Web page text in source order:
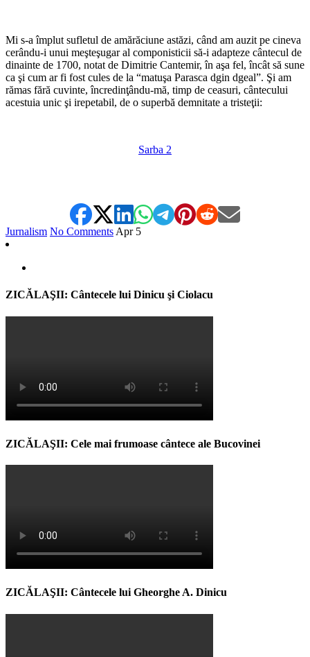
Mi s-a împlut sufletul de amărăciune astăzi, când am auzit pe cineva
cerându-i unui meşteşugar al componisticii să-i adapteze cântecul de
dinainte de 1700, notat de Dimitrie Cantemir, în aşa fel, încât să sune
ca şi cum ar fi fost cules de la “matuşa Parasca dgin dgeal”. Şi am
rămas fără cuvinte, încredinţându-mă, timp de ceasuri, cântecului
acestuia unic şi irepetabil, de o superbă demnitate a tristeţii:
Sarba 2
Jurnalism No Comments Apr 5
ZICĂLAŞII: Cântecele lui Dinicu şi Ciolacu
ZICĂLAŞII: Cele mai frumoase cântece ale Bucovinei
ZICĂLAŞII: Cântecele lui Gheorghe A. Dinicu